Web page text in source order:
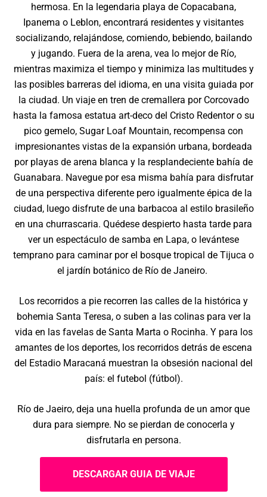
hermosa. En la legendaria playa de Copacabana,
Ipanema o Leblon, encontrará residentes y visitantes
socializando, relajándose, comiendo, bebiendo, bailando
y jugando. Fuera de la arena, vea lo mejor de Río,
mientras maximiza el tiempo y minimiza las multitudes y
las posibles barreras del idioma, en una visita guiada por
la ciudad. Un viaje en tren de cremallera por Corcovado
hasta la famosa estatua art-deco del Cristo Redentor o su
pico gemelo, Sugar Loaf Mountain, recompensa con
impresionantes vistas de la expansión urbana, bordeada
por playas de arena blanca y la resplandeciente bahía de
Guanabara. Navegue por esa misma bahía para disfrutar
de una perspectiva diferente pero igualmente épica de la
ciudad, luego disfrute de una barbacoa al estilo brasileño
en una churrascaria. Quédese despierto hasta tarde para
ver un espectáculo de samba en Lapa, o levántese
temprano para caminar por el bosque tropical de Tijuca o
el jardín botánico de Río de Janeiro.
Los recorridos a pie recorren las calles de la histórica y
bohemia Santa Teresa, o suben a las colinas para ver la
vida en las favelas de Santa Marta o Rocinha. Y para los
amantes de los deportes, los recorridos detrás de escena
del Estadio Maracaná muestran la obsesión nacional del
país: el futebol (fútbol).
Río de Jaeiro, deja una huella profunda de un amor que
dura para siempre. No se pierdan de conocerla y
disfrutarla en persona.
DESCARGAR GUIA DE VIAJE